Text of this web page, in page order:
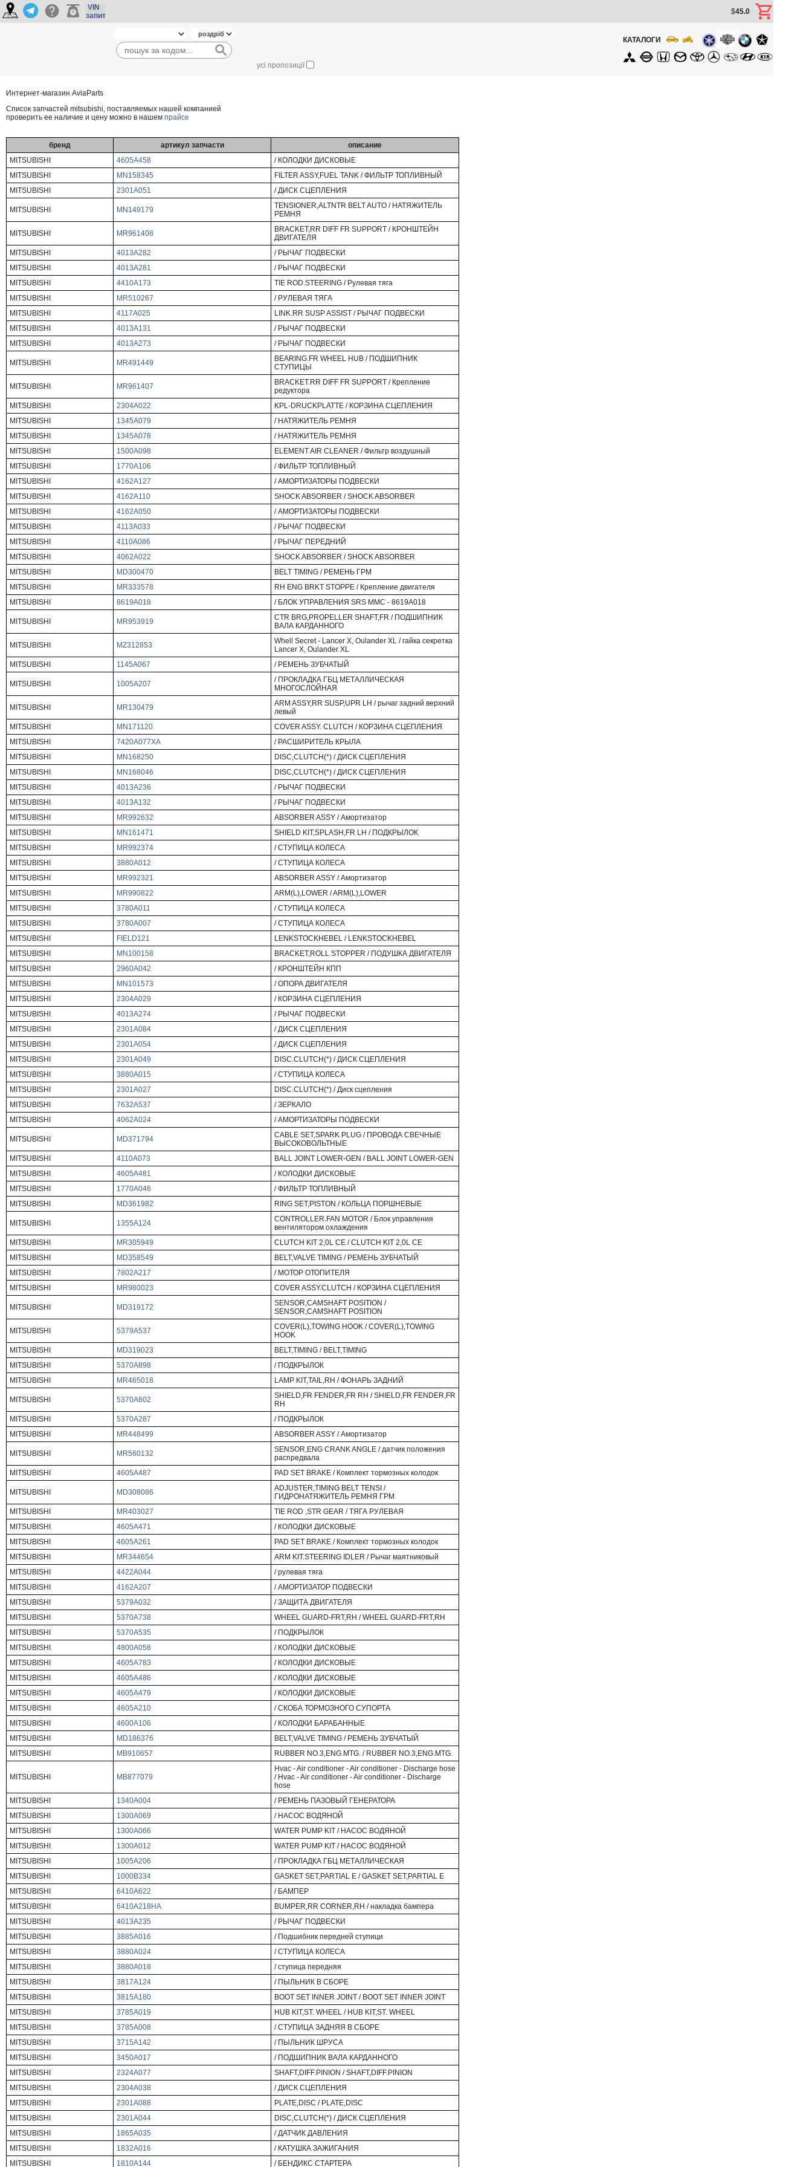
VIN
запит
$45.0
усі пропозиції
КАТАЛОГИ
Интернет-магазин AviaParts
Cписок запчастей mitsubishi, поставляемых нашей компанией
проверить ее наличие и цену можно в нашем прайсе
бренд артикул запчасти
описание
MITSUBISHI
4605A458
/ КОЛОДКИ ДИСКОВЫЕ
MITSUBISHI
MN158345
FILTER ASSY,FUEL TANK / ФИЛЬТР ТОПЛИВНЫЙ
MITSUBISHI
2301A051 / ДИСК СЦЕПЛЕНИЯ
MITSUBISHI MN149179
TENSIONER,ALTNTR BELT AUTO / НАТЯЖИТЕЛЬ
РЕМНЯ
MITSUBISHI MR961408
BRACKET,RR DIFF FR SUPPORT / КРОНШТЕЙН
ДВИГАТЕЛЯ
MITSUBISHI
4013A282
/ РЫЧАГ ПОДВЕСКИ
MITSUBISHI
4013A281
/ РЫЧАГ ПОДВЕСКИ
MITSUBISHI
4410A173
TIE ROD.STEERING / Рулевая тяга
MITSUBISHI
MR510267
/ РУЛЕВАЯ ТЯГА
MITSUBISHI
4117A025
LINK.RR SUSP ASSIST / РЫЧАГ ПОДВЕСКИ
MITSUBISHI
4013A131
/ РЫЧАГ ПОДВЕСКИ
MITSUBISHI
4013A273 / РЫЧАГ ПОДВЕСКИ
MITSUBISHI MR491449
BEARING.FR WHEEL HUB / ПОДШИПНИК
СТУПИЦЫ
MITSUBISHI MR961407
BRACKET.RR DIFF FR SUPPORT / Крепление
редуктора
MITSUBISHI
2304A022
KPL-DRUCKPLATTE / КОРЗИНА СЦЕПЛЕНИЯ
MITSUBISHI
1345A079
/ НАТЯЖИТЕЛЬ РЕМНЯ
MITSUBISHI
1345A078
/ НАТЯЖИТЕЛЬ РЕМНЯ
MITSUBISHI
1500A098
ELEMENT AIR CLEANER / Фильтр воздушный
MITSUBISHI
1770A106
/ ФИЛЬТР ТОПЛИВНЫЙ
MITSUBISHI
4162A127
/ АМОРТИЗАТОРЫ ПОДВЕСКИ
MITSUBISHI
4162A110
SHOCK ABSORBER / SHOCK ABSORBER
MITSUBISHI
4162A050
/ АМОРТИЗАТОРЫ ПОДВЕСКИ
MITSUBISHI
4113A033
/ РЫЧАГ ПОДВЕСКИ
MITSUBISHI
4110A086
/ РЫЧАГ ПЕРЕДНИЙ
MITSUBISHI
4062A022
SHOCK ABSORBER / SHOCK ABSORBER
MITSUBISHI
MD300470
BELT TIMING / РЕМЕНЬ ГРМ
MITSUBISHI
MR333578
RH ENG BRKT STOPPE / Крепление двигателя
MITSUBISHI
8619A018 / БЛОК УПРАВЛЕНИЯ SRS MMC - 8619A018
MITSUBISHI MR953919
CTR BRG,PROPELLER SHAFT,FR / ПОДШИПНИК
ВАЛА КАРДАННОГО
MITSUBISHI MZ312853
Whell Secret - Lancer X, Oulander XL / гайка секретка
Lancer X, Oulander XL
MITSUBISHI
1145A067 / РЕМЕНЬ ЗУБЧАТЫЙ
MITSUBISHI 1005A207
/ ПРОКЛАДКА ГБЦ МЕТАЛЛИЧЕСКАЯ
МНОГОСЛОЙНАЯ
MITSUBISHI MR130479
ARM ASSY,RR SUSP,UPR LH / рычаг задний верхний
левый
MITSUBISHI
MN171120
COVER ASSY. CLUTCH / КОРЗИНА СЦЕПЛЕНИЯ
MITSUBISHI
7420A077XA
/ РАСШИРИТЕЛЬ КРЫЛА
MITSUBISHI
MN168250
DISC,CLUTCH(*) / ДИСК СЦЕПЛЕНИЯ
MITSUBISHI
MN168046
DISC,CLUTCH(*) / ДИСК СЦЕПЛЕНИЯ
MITSUBISHI
4013A236
/ РЫЧАГ ПОДВЕСКИ
MITSUBISHI
4013A132
/ РЫЧАГ ПОДВЕСКИ
MITSUBISHI
MR992632
ABSORBER ASSY / Амортизатор
MITSUBISHI
MN161471
SHIELD KIT,SPLASH,FR LH / ПОДКРЫЛОК
MITSUBISHI
MR992374
/ СТУПИЦА КОЛЕСА
MITSUBISHI
3880A012
/ СТУПИЦА КОЛЕСА
MITSUBISHI
MR992321
ABSORBER ASSY / Амортизатор
MITSUBISHI
MR990822
ARM(L),LOWER / ARM(L),LOWER
MITSUBISHI
3780A011
/ СТУПИЦА КОЛЕСА
MITSUBISHI
3780A007
/ СТУПИЦА КОЛЕСА
MITSUBISHI
FIELD121
LENKSTOCKHEBEL / LENKSTOCKHEBEL
MITSUBISHI
MN100158
BRACKET,ROLL STOPPER / ПОДУШКА ДВИГАТЕЛЯ
MITSUBISHI
2960A042
/ КРОНШТЕЙН КПП
MITSUBISHI
MN101573
/ ОПОРА ДВИГАТЕЛЯ
MITSUBISHI
2304A029
/ КОРЗИНА СЦЕПЛЕНИЯ
MITSUBISHI
4013A274
/ РЫЧАГ ПОДВЕСКИ
MITSUBISHI
2301A084
/ ДИСК СЦЕПЛЕНИЯ
MITSUBISHI
2301A054
/ ДИСК СЦЕПЛЕНИЯ
MITSUBISHI
2301A049
DISC.CLUTCH(*) / ДИСК СЦЕПЛЕНИЯ
MITSUBISHI
3880A015
/ СТУПИЦА КОЛЕСА
MITSUBISHI
2301A027
DISC.CLUTCH(*) / Диск сцепления
MITSUBISHI
7632A537
/ ЗЕРКАЛО
MITSUBISHI
4062A024 / АМОРТИЗАТОРЫ ПОДВЕСКИ
MITSUBISHI MD371794
CABLE SET,SPARK PLUG / ПРОВОДА СВЕЧНЫЕ
ВЫСОКОВОЛЬТНЫЕ
MITSUBISHI
4110A073
BALL JOINT LOWER-GEN / BALL JOINT LOWER-GEN
MITSUBISHI
4605A481
/ КОЛОДКИ ДИСКОВЫЕ
MITSUBISHI
1770A046
/ ФИЛЬТР ТОПЛИВНЫЙ
MITSUBISHI
MD361982 RING SET,PISTON / КОЛЬЦА ПОРШНЕВЫЕ
MITSUBISHI 1355A124
CONTROLLER.FAN MOTOR / Блок управления
вентилятором охлаждения
MITSUBISHI
MR305949
CLUTCH KIT 2,0L CE / CLUTCH KIT 2,0L CE
MITSUBISHI
MD358549
BELT,VALVE TIMING / РЕМЕНЬ ЗУБЧАТЫЙ
MITSUBISHI
7802A217
/ МОТОР ОТОПИТЕЛЯ
MITSUBISHI
MR980023 COVER ASSY.CLUTCH / КОРЗИНА СЦЕПЛЕНИЯ
MITSUBISHI MD319172
SENSOR,CAMSHAFT POSITION /
SENSOR,CAMSHAFT POSITION
MITSUBISHI 5379A537
COVER(L),TOWING HOOK / COVER(L),TOWING
HOOK
MITSUBISHI
MD319023
BELT,TIMING / BELT,TIMING
MITSUBISHI
5370A898
/ ПОДКРЫЛОК
MITSUBISHI
MR465018 LAMP KIT,TAIL,RH / ФОНАРЬ ЗАДНИЙ
MITSUBISHI 5370A602
SHIELD,FR FENDER,FR RH / SHIELD,FR FENDER,FR
RH
MITSUBISHI
5370A287
/ ПОДКРЫЛОК
MITSUBISHI
MR448499 ABSORBER ASSY / Амортизатор
MITSUBISHI MR560132
SENSOR,ENG CRANK ANGLE / датчик положения
распредвала
MITSUBISHI
4605A487 PAD SET BRAKE / Комплект тормозных колодок
MITSUBISHI MD308086
ADJUSTER,TIMING BELT TENSI /
ГИДРОНАТЯЖИТЕЛЬ РЕМНЯ ГРМ
MITSUBISHI
MR403027
TIE ROD ,STR GEAR / ТЯГА РУЛЕВАЯ
MITSUBISHI
4605A471
/ КОЛОДКИ ДИСКОВЫЕ
MITSUBISHI
4605A261
PAD SET BRAKE / Комплект тормозных колодок
MITSUBISHI
MR344654
ARM KIT.STEERING IDLER / Рычаг маятниковый
MITSUBISHI
4422A044
/ рулевая тяга
MITSUBISHI
4162A207
/ АМОРТИЗАТОР ПОДВЕСКИ
MITSUBISHI
5379A032
/ ЗАЩИТА ДВИГАТЕЛЯ
MITSUBISHI
5370A738
WHEEL GUARD-FRT,RH / WHEEL GUARD-FRT,RH
MITSUBISHI
5370A535
/ ПОДКРЫЛОК
MITSUBISHI
4800A058
/ КОЛОДКИ ДИСКОВЫЕ
MITSUBISHI
4605A783
/ КОЛОДКИ ДИСКОВЫЕ
MITSUBISHI
4605A486
/ КОЛОДКИ ДИСКОВЫЕ
MITSUBISHI
4605A479
/ КОЛОДКИ ДИСКОВЫЕ
MITSUBISHI
4605A210
/ СКОБА ТОРМОЗНОГО СУПОРТА
MITSUBISHI
4600A106
/ КОЛОДКИ БАРАБАННЫЕ
MITSUBISHI
MD186376
BELT,VALVE TIMING / РЕМЕНЬ ЗУБЧАТЫЙ
MITSUBISHI
MB910657 RUBBER NO.3,ENG.MTG. / RUBBER NO.3,ENG.MTG.
MITSUBISHI MB877079
Hvac - Air conditioner - Air conditioner - Discharge hose
/ Hvac - Air conditioner - Air conditioner - Discharge
hose
MITSUBISHI
1340A004
/ РЕМЕНЬ ПАЗОВЫЙ ГЕНЕРАТОРА
MITSUBISHI
1300A069
/ НАСОС ВОДЯНОЙ
MITSUBISHI
1300A066
WATER PUMP KIT / НАСОС ВОДЯНОЙ
MITSUBISHI
1300A012
WATER PUMP KIT / НАСОС ВОДЯНОЙ
MITSUBISHI
1005A206
/ ПРОКЛАДКА ГБЦ МЕТАЛЛИЧЕСКАЯ
MITSUBISHI
1000B334
GASKET SET,PARTIAL E / GASKET SET,PARTIAL E
MITSUBISHI
6410A622
/ БАМПЕР
MITSUBISHI
6410A218HA
BUMPER,RR CORNER,RH / накладка бампера
MITSUBISHI
4013A235
/ РЫЧАГ ПОДВЕСКИ
MITSUBISHI
3885A016
/ Подшибник передней ступици
MITSUBISHI
3880A024
/ СТУПИЦА КОЛЕСА
MITSUBISHI
3880A018
/ ступица передняя
MITSUBISHI
3817A124
/ ПЫЛЬНИК В СБОРЕ
MITSUBISHI
3815A180
BOOT SET INNER JOINT / BOOT SET INNER JOINT
MITSUBISHI
3785A019
HUB KIT,ST. WHEEL / HUB KIT,ST. WHEEL
MITSUBISHI
3785A008
/ СТУПИЦА ЗАДНЯЯ В СБОРЕ
MITSUBISHI
3715A142
/ ПЫЛЬНИК ШРУСА
MITSUBISHI
3450A017
/ ПОДШИПНИК ВАЛА КАРДАННОГО
MITSUBISHI
2324A077
SHAFT,DIFF.PINION / SHAFT,DIFF.PINION
MITSUBISHI
2304A038
/ ДИСК СЦЕПЛЕНИЯ
MITSUBISHI
2301A088
PLATE,DISC / PLATE,DISC
MITSUBISHI
2301A044
DISC,CLUTCH(*) / ДИСК СЦЕПЛЕНИЯ
MITSUBISHI
1865A035
/ ДАТЧИК ДАВЛЕНИЯ
MITSUBISHI
1832A016
/ КАТУШКА ЗАЖИГАНИЯ
MITSUBISHI
1810A144 / БЕНДИКС СТАРТЕРА